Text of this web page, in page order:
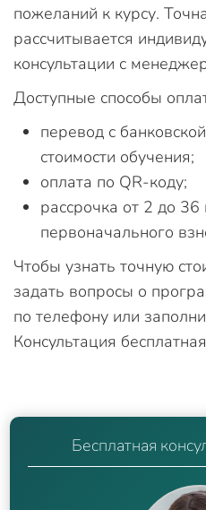
пожеланий к курсу.
рассчитывается
консультации с
Доступные способы
перевод с
стоимости обучения;
оплата по QR-коду;
рассрочка от 2 до
первоначального
Чтобы узнать точную
задать вопросы о
по телефону или
Консультация
Бесплатная